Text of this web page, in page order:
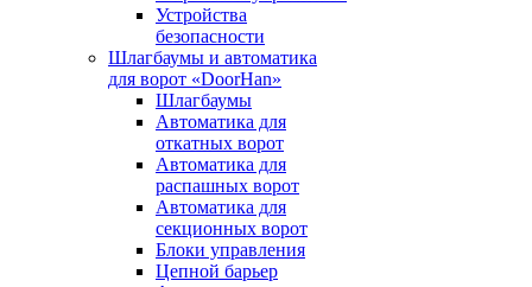
Устройства
безопасности
Шлагбаумы и автоматика
для ворот «DoorHan»
Шлагбаумы
Автоматика для
откатных ворот
Автоматика для
распашных ворот
Автоматика для
секционных ворот
Блоки управления
Цепной барьер